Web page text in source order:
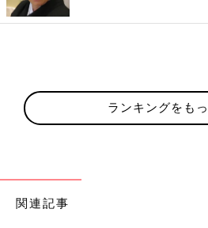
わもこ素材で肌ざわりがいいだけで
だとか！こちらの方は色違いで買っ
ランキングをも
関連記事